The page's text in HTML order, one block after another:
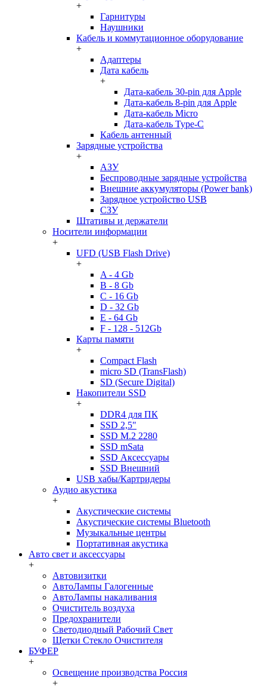
+
Гарнитуры
Наушники
Кабель и коммутационное оборудование
+
Адаптеры
Дата кабель
+
Дата-кабель 30-pin для Apple
Дата-кабель 8-pin для Apple
Дата-кабель Micro
Дата-кабель Type-C
Кабель антенный
Зарядные устройства
+
АЗУ
Беспроводные зарядные устройства
Внешние аккумуляторы (Power bank)
Зарядное устройство USB
СЗУ
Штативы и держатели
Носители информации
+
UFD (USB Flash Drive)
+
A - 4 Gb
B - 8 Gb
C - 16 Gb
D - 32 Gb
E - 64 Gb
F - 128 - 512Gb
Карты памяти
+
Compact Flash
micro SD (TransFlash)
SD (Secure Digital)
Накопители SSD
+
DDR4 для ПК
SSD 2,5"
SSD M.2 2280
SSD mSata
SSD Аксессуары
SSD Внешний
USB хабы/Картридеры
Аудио акустика
+
Акустические системы
Акустические системы Bluetooth
Музыкальные центры
Портативная акустика
Авто свет и аксессуары
+
Автовизитки
АвтоЛампы Галогенные
АвтоЛампы накаливания
Очиститель воздуха
Предохранители
Светодиодный Рабочий Свет
Щетки Стекло Очистителя
БУФЕР
+
Освещение производства Россия
+